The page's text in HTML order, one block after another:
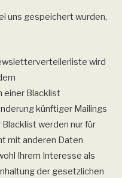
uns gespeichert wurden,
wird
einer Blacklist
künftiger Mailings
werden nur für
mit anderen Daten
Ihrem Interesse als
der gesetzlichen